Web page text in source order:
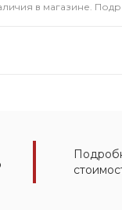
в магазине.